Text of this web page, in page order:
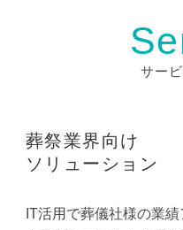
サー
葬祭業界向け
ソリューション
IT活用で葬儀社様の業